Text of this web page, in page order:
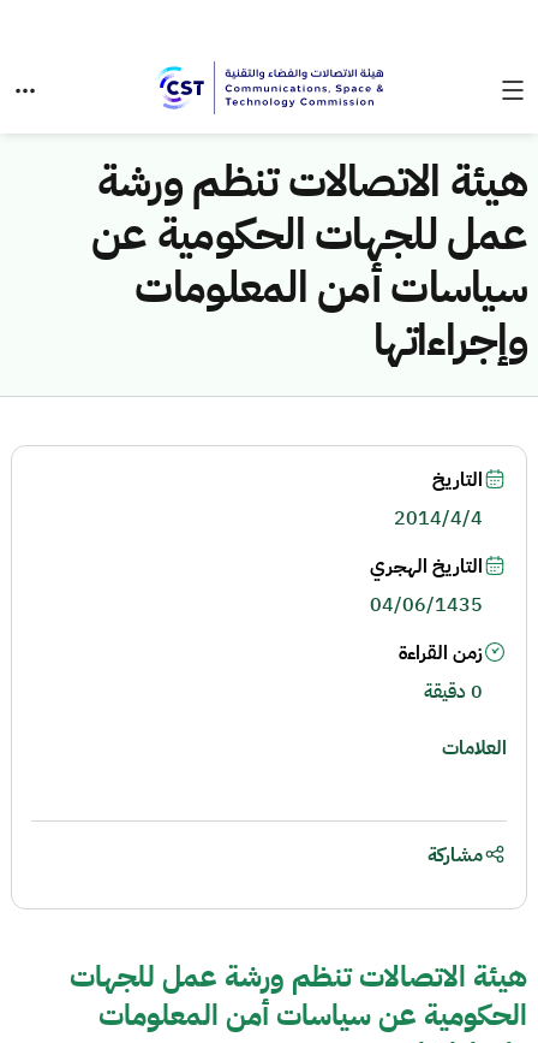
هيئة الاتصالات تنظم ورشة
عمل للجهات الحكومية عن
سياسات أمن المعلومات
وإجراءاتها
هيئة الاتصالات تنظم ورشة عمل للجهات
الحكومية عن سياسات أمن المعلومات
التاريخ
2014/4/4
التاريخ الهجري
04/06/1435
زمن القراءة
0 دقيقة
العلامات
مشاركة